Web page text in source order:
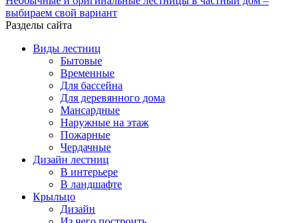
выбираем свой вариант
Разделы сайта
Виды лестниц
Бытовые
Временные
Для бассейна
Для деревянного дома
Мансардные
Наружные на этаж
Пожарные
Чердачные
Дизайн лестниц
В интерьере
В ландшафте
Крыльцо
Дизайн